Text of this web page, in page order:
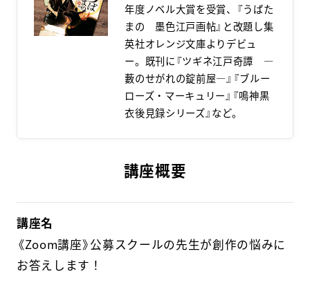
年度ノベル大賞を受賞、『うばた
まの 墨色江戸画帖』と改題し集
英社オレンジ文庫よりデビュ
ー。既刊に『ツギネ江戸奇譚 ―
藪のせがれの錠前屋―』『ブルー
ローズ・マーキュリー』『鳴神黒
衣後見録シリーズ』など。
講座概要
講座名
《Zoom講座》公募スクールの先生が創作の悩みに
お答えします！